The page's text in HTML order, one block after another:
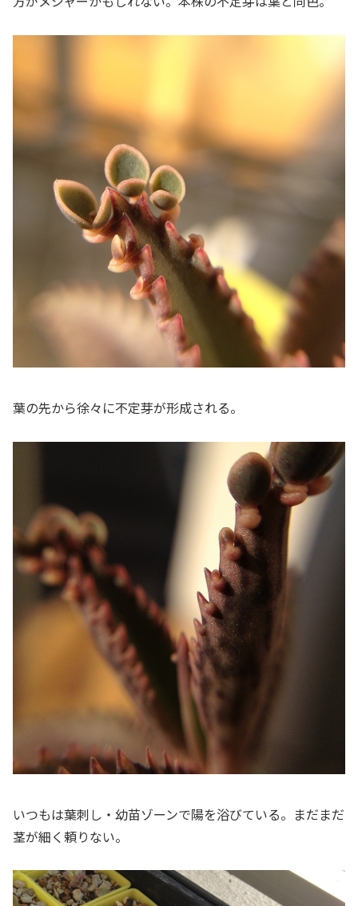
葉の先から徐々に不定芽が形成される。
いつもは葉刺し・幼苗ゾーンで陽を浴びている。まだまだ
茎が細く頼りない。